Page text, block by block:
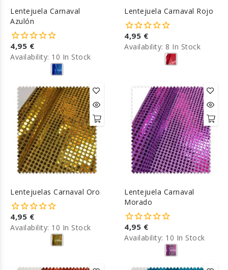
Lentejuela Carnaval
Azulón
4,95 €
Availability: 10 In Stock
Lentejuela Carnaval Rojo
4,95 €
Availability: 8 In Stock
Lentejuelas Carnaval Oro
4,95 €
Availability: 10 In Stock
Lentejuela Carnaval
Morado
4,95 €
Availability: 10 In Stock